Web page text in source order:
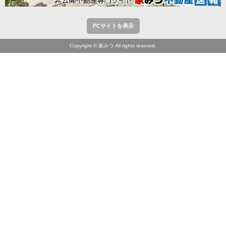
PCサイトを表示
Copyright © 家みつ All rights reseved.